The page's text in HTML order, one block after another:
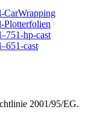
CarWrapping
Plotterfolien
hp-cast
cast
2001/95/EG.